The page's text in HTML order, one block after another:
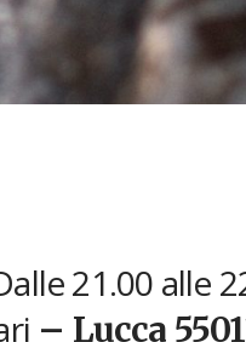
21.00 alle
– Lucca